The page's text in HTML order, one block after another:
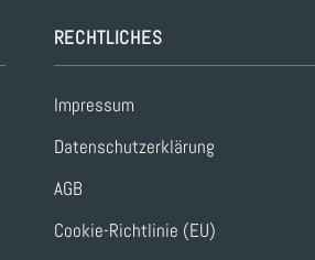
RECHTLICHES
Impressum
Datenschutzerklärung
AGB
Cookie-Richtlinie (EU)